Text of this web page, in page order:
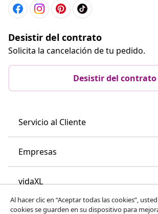
Desistir del contrato
Solicita la cancelación de tu pedido.
Desistir del contrato
Servicio al Cliente
Empresas
vidaXL
Descubre mas
Al hacer clic en “Aceptar todas las cookies”,
cookies se guarden en su dispositivo para